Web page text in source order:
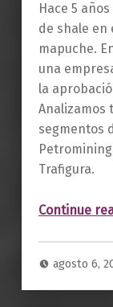
Hace 5
de shale en
mapuche.
una
la
Analizamos
segmentos
Trafigura.
Continue
agosto 6,